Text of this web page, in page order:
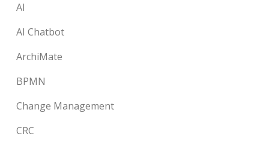
AI
AI Chatbot
ArchiMate
BPMN
Change Management
CRC